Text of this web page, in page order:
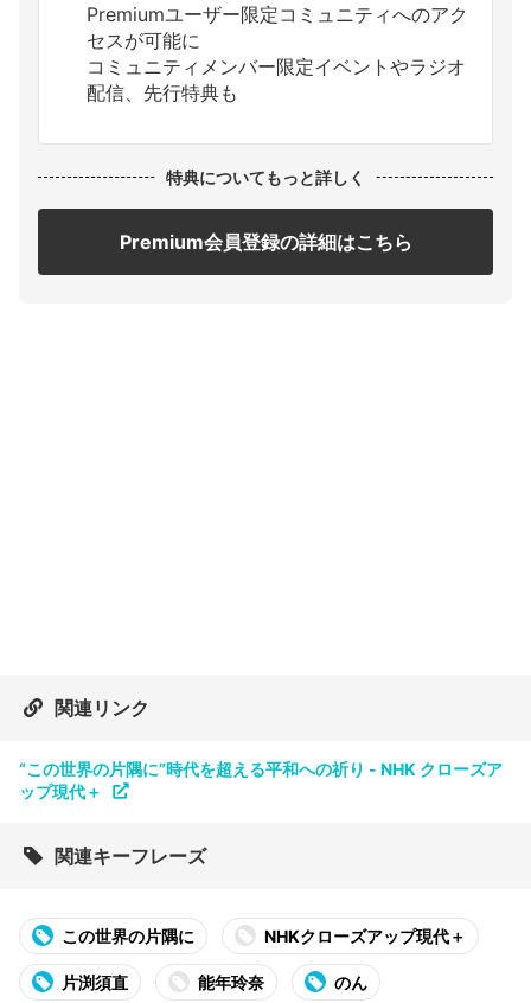
Premiumユーザー限定コミュニティへのアク
セスが可能に
コミュニティメンバー限定イベントやラジオ
配信、先行特典も
特典についてもっと詳しく
Premium会員登録の詳細はこちら
関連リンク
“この世界の片隅に”時代を超える平和への祈り - NHK クローズア
ップ現代＋
関連キーフレーズ
この世界の片隅に NHKクローズアップ現代＋
片渕須直 能年玲奈 のん